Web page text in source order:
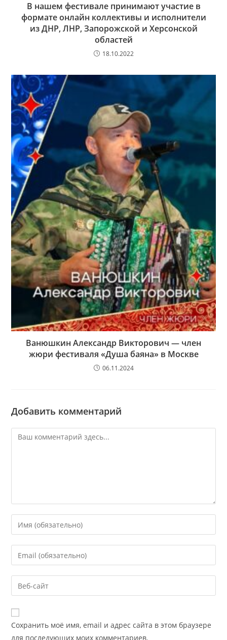
В нашем фестивале принимают участие в
формате онлайн коллективы и исполнители
из ДНР, ЛНР, Запорожской и Херсонской
областей
18.10.2022
Ванюшкин Александр Викторович — член
жюри фестиваля «Душа баяна» в Москве
06.11.2024
Добавить комментарий
Сохранить моё имя, email и адрес сайта в этом браузере
для последующих моих комментариев.